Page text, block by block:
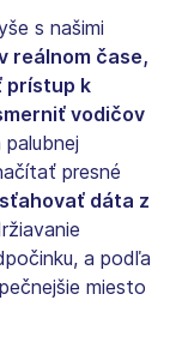
s našimi
reálnom čase,
prístup k
vodičov
presné
dáta z
a podľa
miesto